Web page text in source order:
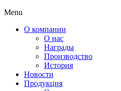
Menu
О компании
О нас
Награды
Производство
История
Новости
Продукция